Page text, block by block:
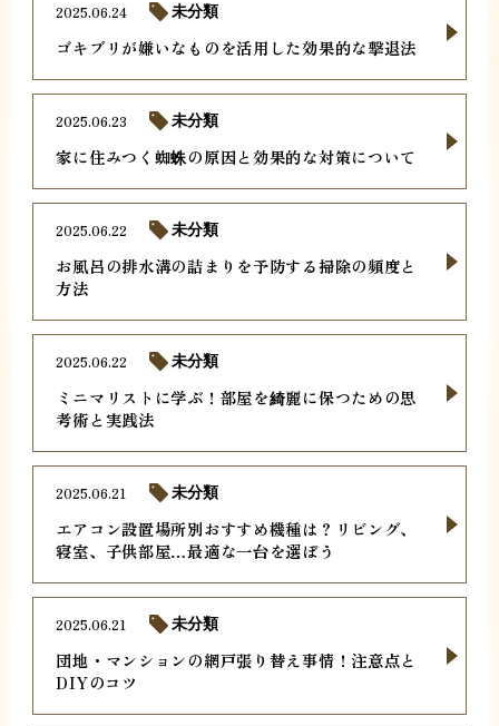
ゴキブリが嫌いなものを活用した効果的な撃退法
2025.06.24 未分類
家に住みつく蜘蛛の原因と効果的な対策について
2025.06.23 未分類
お風呂の排水溝の詰まりを予防する掃除の頻度と
方法
2025.06.22 未分類
ミニマリストに学ぶ！部屋を綺麗に保つための思
考術と実践法
2025.06.22 未分類
エアコン設置場所別おすすめ機種は？リビング、
寝室、子供部屋…最適な一台を選ぼう
2025.06.21 未分類
団地・マンションの網戸張り替え事情！注意点と
DIYのコツ
2025.06.21 未分類